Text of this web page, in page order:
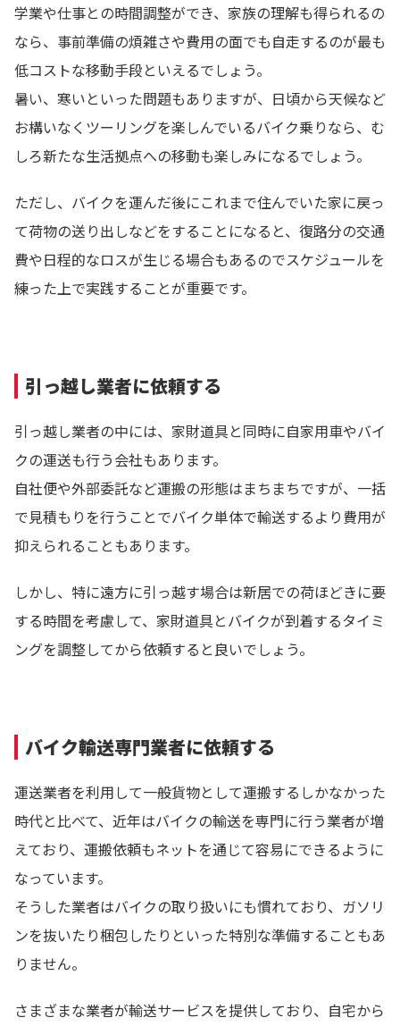
学業や仕事との時間調整ができ、家族の理解も得られるの
なら、事前準備の煩雑さや費用の面でも自走するのが最も
低コストな移動手段といえるでしょう。
暑い、寒いといった問題もありますが、日頃から天候など
お構いなくツーリングを楽しんでいるバイク乗りなら、む
しろ新たな生活拠点への移動も楽しみになるでしょう。
ただし、バイクを運んだ後にこれまで住んでいた家に戻っ
て荷物の送り出しなどをすることになると、復路分の交通
費や日程的なロスが生じる場合もあるのでスケジュールを
練った上で実践することが重要です。
引っ越し業者に依頼する
引っ越し業者の中には、家財道具と同時に自家用車やバイ
クの運送も行う会社もあります。
自社便や外部委託など運搬の形態はまちまちですが、一括
で見積もりを行うことでバイク単体で輸送するより費用が
抑えられることもあります。
しかし、特に遠方に引っ越す場合は新居での荷ほどきに要
する時間を考慮して、家財道具とバイクが到着するタイミ
ングを調整してから依頼すると良いでしょう。
バイク輸送専門業者に依頼する
運送業者を利用して一般貨物として運搬するしかなかった
時代と比べて、近年はバイクの輸送を専門に行う業者が増
えており、運搬依頼もネットを通じて容易にできるように
なっています。
そうした業者はバイクの取り扱いにも慣れており、ガソリ
ンを抜いたり梱包したりといった特別な準備することもあ
りません。
さまざまな業者が輸送サービスを提供しており、自宅から